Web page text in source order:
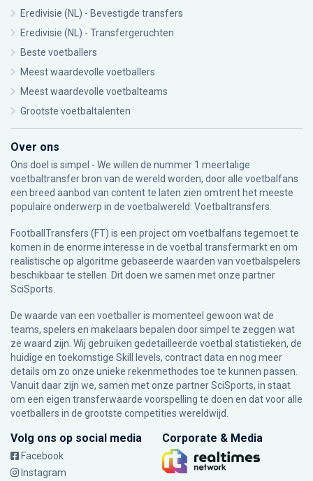
Eredivisie (NL) - Bevestigde transfers
Eredivisie (NL) - Transfergeruchten
Beste voetballers
Meest waardevolle voetballers
Meest waardevolle voetbalteams
Grootste voetbaltalenten
Over ons
Ons doel is simpel - We willen de nummer 1 meertalige
voetbaltransfer bron van de wereld worden, door alle voetbalfans
een breed aanbod van content te laten zien omtrent het meeste
populaire onderwerp in de voetbalwereld: Voetbaltransfers.
FootballTransfers (FT) is een project om voetbalfans tegemoet te
komen in de enorme interesse in de voetbal transfermarkt en om
realistische op algoritme gebaseerde waarden van voetbalspelers
beschikbaar te stellen. Dit doen we samen met onze partner
SciSports
De waarde van een voetballer is momenteel gewoon wat de
teams, spelers en makelaars bepalen door simpel te zeggen wat
ze waard zijn. Wij gebruiken gedetailleerde voetbal statistieken, de
huidige en toekomstige Skill levels, contract data en nog meer
details om zo onze unieke rekenmethodes toe te kunnen passen.
Vanuit daar zijn we, samen met onze partner SciSports, in staat
om een eigen transferwaarde voorspelling te doen en dat voor alle
voetballers in de grootste competities wereldwijd.
Volg ons op social media
Facebook
Instagram
Corporate & Media